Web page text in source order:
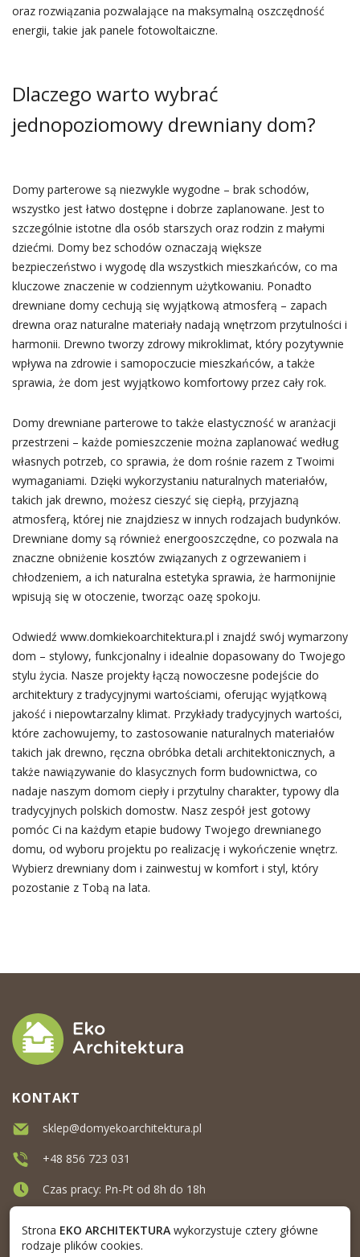
oraz rozwiązania pozwalające na maksymalną oszczędność
energii, takie jak panele fotowoltaiczne.
Dlaczego warto wybrać
jednopoziomowy drewniany dom?
Domy parterowe są niezwykle wygodne – brak schodów,
wszystko jest łatwo dostępne i dobrze zaplanowane. Jest to
szczególnie istotne dla osób starszych oraz rodzin z małymi
dziećmi. Domy bez schodów oznaczają większe
bezpieczeństwo i wygodę dla wszystkich mieszkańców, co ma
kluczowe znaczenie w codziennym użytkowaniu. Ponadto
drewniane domy cechują się wyjątkową atmosferą – zapach
drewna oraz naturalne materiały nadają wnętrzom przytulności i
harmonii. Drewno tworzy zdrowy mikroklimat, który pozytywnie
wpływa na zdrowie i samopoczucie mieszkańców, a także
sprawia, że dom jest wyjątkowo komfortowy przez cały rok.
Domy drewniane parterowe to także elastyczność w aranżacji
przestrzeni – każde pomieszczenie można zaplanować według
własnych potrzeb, co sprawia, że dom rośnie razem z Twoimi
wymaganiami. Dzięki wykorzystaniu naturalnych materiałów,
takich jak drewno, możesz cieszyć się ciepłą, przyjazną
atmosferą, której nie znajdziesz w innych rodzajach budynków.
Drewniane domy są również energooszczędne, co pozwala na
znaczne obniżenie kosztów związanych z ogrzewaniem i
chłodzeniem, a ich naturalna estetyka sprawia, że harmonijnie
wpisują się w otoczenie, tworząc oazę spokoju.
Odwiedź www.domkiekoarchitektura.pl i znajdź swój wymarzony
dom – stylowy, funkcjonalny i idealnie dopasowany do Twojego
stylu życia. Nasze projekty łączą nowoczesne podejście do
architektury z tradycyjnymi wartościami, oferując wyjątkową
jakość i niepowtarzalny klimat. Przykłady tradycyjnych wartości,
które zachowujemy, to zastosowanie naturalnych materiałów
takich jak drewno, ręczna obróbka detali architektonicznych, a
także nawiązywanie do klasycznych form budownictwa, co
nadaje naszym domom ciepły i przytulny charakter, typowy dla
tradycyjnych polskich domostw. Nasz zespół jest gotowy
pomóc Ci na każdym etapie budowy Twojego drewnianego
domu, od wyboru projektu po realizację i wykończenie wnętrz.
Wybierz drewniany dom i zainwestuj w komfort i styl, który
pozostanie z Tobą na lata.
KONTAKT
sklep@domyekoarchitektura.pl
+48 856 723 031
Czas pracy: Pn-Pt od 8h do 18h
Strona EKO ARCHITEKTURAwykorzystuje cztery główne
rodzaje plików cookies.